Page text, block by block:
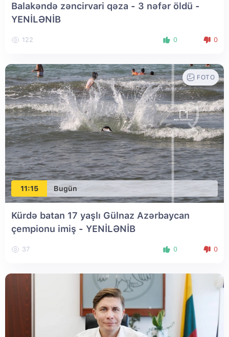
Balakəndə zəncirvari qəza - 3 nəfər öldü -
YENİLƏNİB
122 0 0
11:15 Bugün
FOTO
Kürdə batan 17 yaşlı Gülnaz Azərbaycan
çempionu imiş - YENİLƏNİB
37 0 0